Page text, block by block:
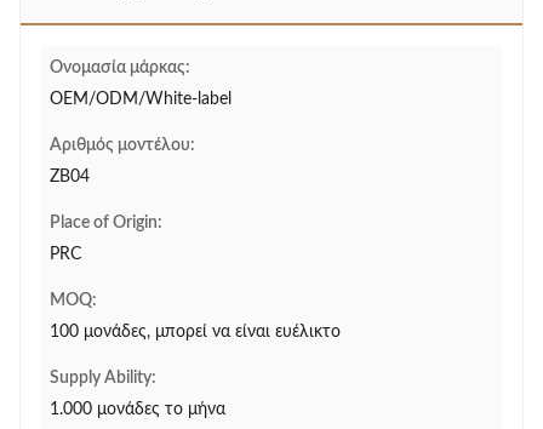
Ονομασία μάρκας:
OEM/ODM/White-label
Αριθμός μοντέλου:
ZB04
Place of Origin:
PRC
MOQ:
100 μονάδες, μπορεί να είναι ευέλικτο
Supply Ability:
1.000 μονάδες το μήνα